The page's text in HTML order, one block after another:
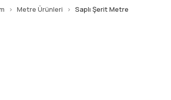
Metre Ürünleri Saplı Şerit Metre